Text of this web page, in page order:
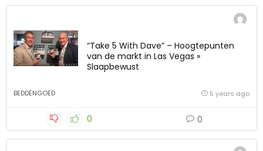
“Take 5 With Dave” – ​​Hoogtepunten
van de markt in Las Vegas »
Slaapbewust
BEDDENGOED 5 years ago
0 0